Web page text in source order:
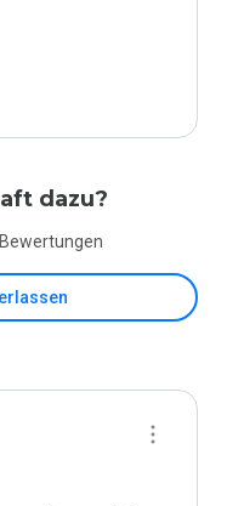
dazu?